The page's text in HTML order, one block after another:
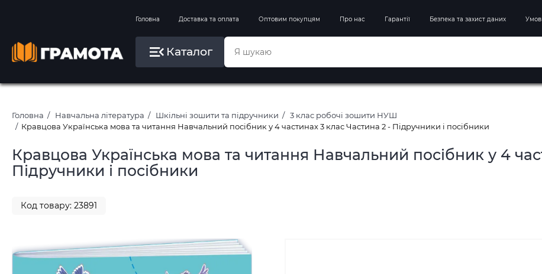
Головна Доставка та оплата Оптовим покупцям Про нас Гарантії Безпека та захист даних
Каталог
Вправи на зимові канікули
Літо, пляж, плавання, басейни
Картини за номерами
Головна Навчальна література Шкільні зошити та підручники
3 клас робочі зошити НУШ
Кравцова Українська мова та читання Навчальний посібник у 4 частинах 3 клас Частина 2 - Підручники і посібники
Кравцова Українська мова та читання Навчальний посібник у 4
Підручники і посібники
Код товару: 23891